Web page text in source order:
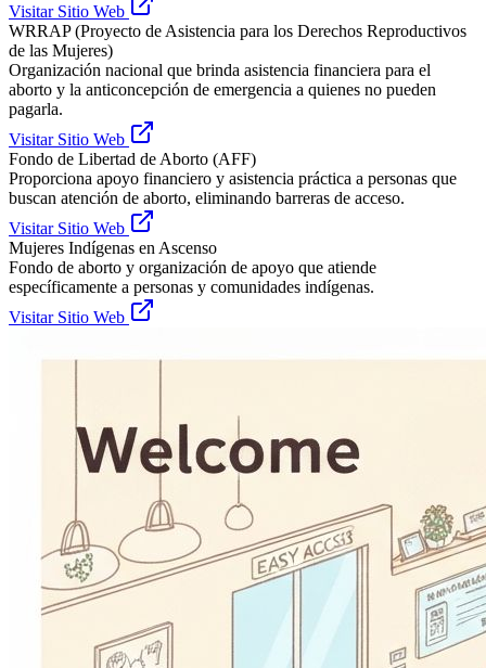
Visitar Sitio Web
WRRAP (Proyecto de Asistencia para los Derechos Reproductivos
de las Mujeres)
Organización nacional que brinda asistencia financiera para el
aborto y la anticoncepción de emergencia a quienes no pueden
pagarla.
Visitar Sitio Web
Fondo de Libertad de Aborto (AFF)
Proporciona apoyo financiero y asistencia práctica a personas que
buscan atención de aborto, eliminando barreras de acceso.
Visitar Sitio Web
Mujeres Indígenas en Ascenso
Fondo de aborto y organización de apoyo que atiende
específicamente a personas y comunidades indígenas.
Visitar Sitio Web